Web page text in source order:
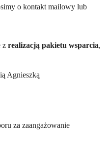
o kontakt mailowy lub
z realizacją pakietu wsparcia,
Agnieszką
za zaangażowanie